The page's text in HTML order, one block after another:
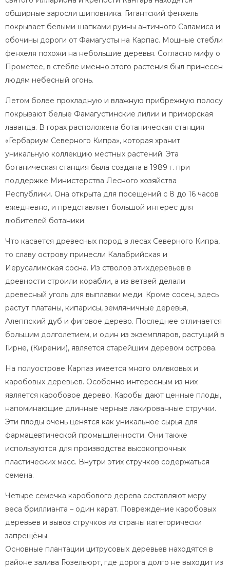
обширные заросли шиповника. Гигантский фенхель
покрывает белыми шапками руины античного Саламиса и
обочины дороги от Фамагусты на Карпас. Мощные стебли
фенхеля похожи на небольшие деревья. Согласно мифу о
Прометее, в стебле именно этого растения был принесен
людям небесный огонь.
Летом более прохладную и влажную прибрежную полосу
покрывают белые Фамагустинские лилии и приморская
лаванда. В горах расположена ботаническая станция
«Гербариум Северного Кипра», которая хранит
уникальную коллекцию местных растений. Эта
ботаническая станция была создана в 1989 г. при
поддержке Министерства Лесного хозяйства
Республики. Она открыта для посещений с 8 до 16 часов
ежедневно, и представляет большой интерес для
любителей ботаники.
Что касается древесных пород в лесах Северного Кипра,
то славу острову принесли Калабрийская и
Иерусалимская сосна. Из стволов этихдеревьев в
древности строили корабли, а из ветвей делали
древесный уголь для выплавки меди. Кроме сосен, здесь
растут платаны, кипарисы, земляничные деревья,
Алеппский дуб и фиговое дерево. Последнее отличается
большим долголетием, и один из экземпляров, растущий в
Гирне, (Кирении), является старейшим деревом острова.
На полуострове Карпаз имеется много оливковых и
каробовых деревьев. Особенно интересным из них
является каробовое дерево. Каробы дают ценные плоды,
напоминающие длинные черные лакированные стручки.
Эти плоды очень ценятся как уникальное сырья для
фармацевтической промышленности. Они также
используются для производства высокопрочных
пластических масс. Внутри этих стручков содержаться
семена.
Четыре семечка каробового дерева составляют меру
веса бриллианта – один карат. Повреждение каробовых
деревьев и вывоз стручков из страны категорически
запрещёны.
Основные плантации цитрусовых деревьев находятся в
районе залива Гюзельюрт, где дорога долго не выходит из